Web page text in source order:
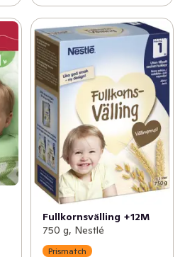
Fullkornsvälling +12M
750 g, Nestlé
Prismatch